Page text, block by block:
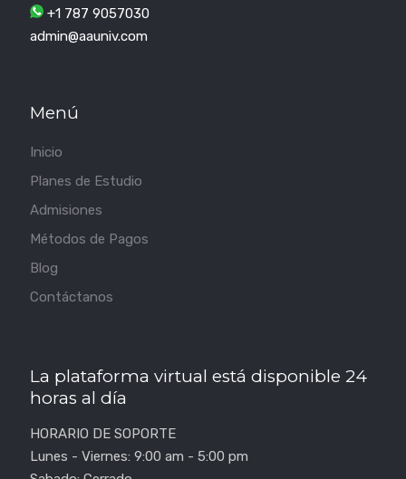
+1 787 9057030
admin@aauniv.com
Menú
Inicio
Planes de Estudio
Admisiones
Métodos de Pagos
Blog
Contáctanos
La plataforma virtual está disponible 24
horas al día
HORARIO DE SOPORTE
Lunes - Viernes: 9:00 am - 5:00 pm